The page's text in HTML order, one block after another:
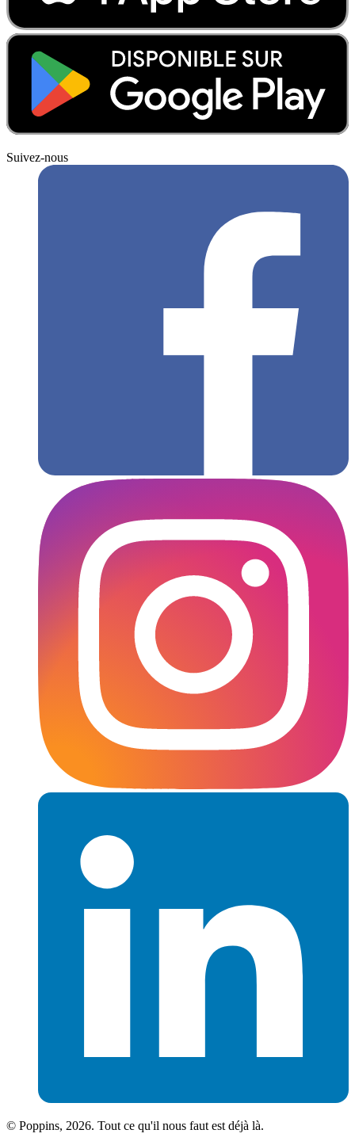
Suivez-nous
© Poppins, 2026. Tout ce qu'il nous faut est déjà là.